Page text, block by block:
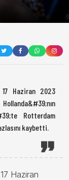
Haziran 2023
Rotterdam
kaybetti.
Haziran